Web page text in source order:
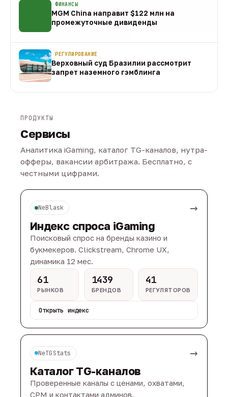
ФИНАНСЫ
MGM China направит $122 млн на
промежуточные дивиденды
РЕГУЛИРОВАНИЕ
Верховный суд Бразилии рассмотрит
запрет наземного гэмблинга
ПРОДУКТЫ
Сервисы
Аналитика iGaming, каталог TG-каналов, нутра-
офферы, вакансии арбитража. Бесплатно, с
честными цифрами.
NeBlask →
Индекс спроса iGaming
Поисковый спрос на бренды казино и
букмекеров. Clickstream, Chrome UX,
динамика 12 мес.
61
РЫНКОВ
1439
БРЕНДОВ
41
РЕГУЛЯТОРОВ
Открыть индекс
NeTGStats →
Каталог TG-каналов
Проверенные каналы с ценами, охватами,
CPM и контактами админов.